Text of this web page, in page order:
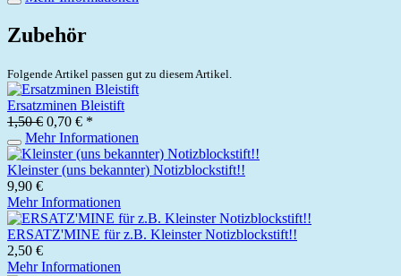
Zubehör
Folgende Artikel passen gut zu diesem Artikel.
Ersatzminen Bleistift
1,50 € 0,70 € *
Mehr Informationen
Kleinster (uns bekannter) Notizblockstift!!
9,90 €
Mehr Informationen
ERSATZ'MINE für z.B. Kleinster Notizblockstift!!
2,50 €
Mehr Informationen